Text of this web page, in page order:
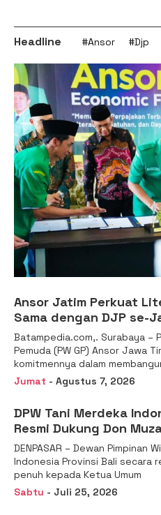
Headline #Ansor #Djp
Ansor Jatim Perkuat
Sama dengan DJP se-
Batampedia.com,. Surabaya –
Pemuda (PW GP) Ansor Jawa
komitmennya dalam
Jumat - Agustus 7, 2026
DPW Tani Merdeka
Resmi Dukung Don
Wakil Menteri
DENPASAR – Dewan Pimpinan
Indonesia Provinsi Bali secara
penuh kepada Ketua Umum
Sabtu - Juli 25, 2026